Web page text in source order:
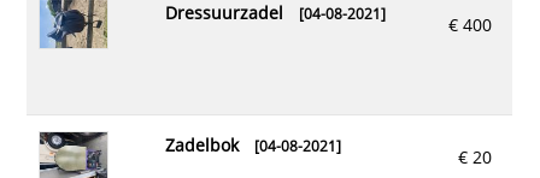
€ 400
dressuurzadel [04-08-2021]
€ 20
zadelbok [04-08-2021]